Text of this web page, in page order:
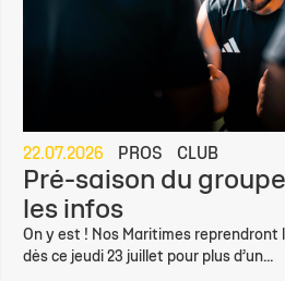
22.07.2026 PROS CLUB
Pré-saison du
les infos
On y est ! Nos Maritimes reprendront
dès ce jeudi 23 juillet pour plus d’un...